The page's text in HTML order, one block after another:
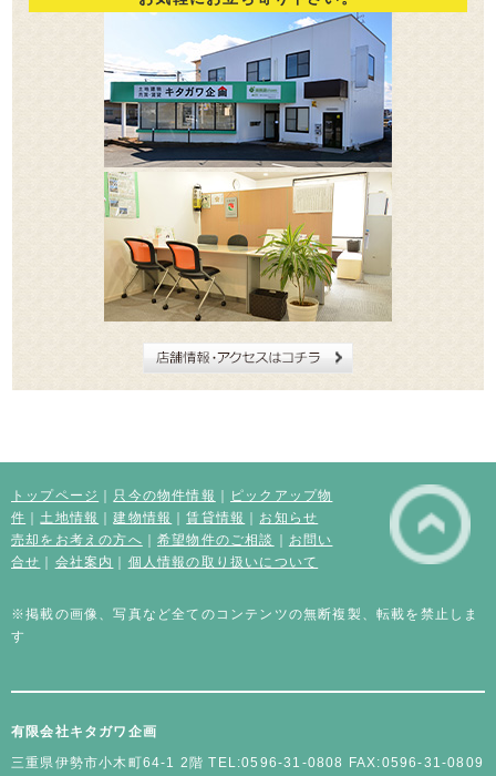
トップページ ｜ 只今の物件情報 ｜ ピックアップ物
件 ｜ 土地情報 ｜建物情報 ｜賃貸情報 ｜ お知らせ
売却をお考えの方へ ｜希望物件のご相談 ｜ お問い
合せ ｜ 会社案内 ｜ 個人情報の取り扱いについて
※掲載の画像、写真など全てのコンテンツの無断複製、転載を禁止しま
す
有限会社キタガワ企画
三重県伊勢市小木町64-1 2階 TEL:0596-31-0808 FAX:0596-31-0809